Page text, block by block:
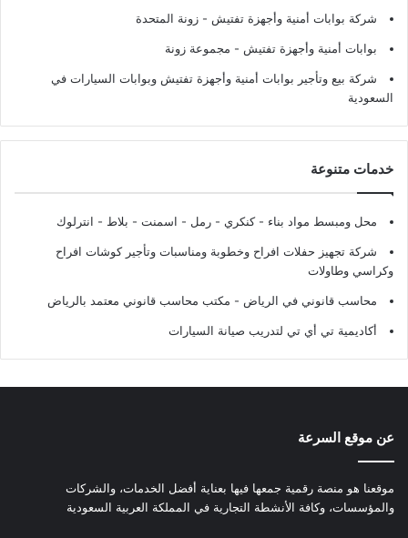
شركة بوابات أمنية وأجهزة تفتيش - زونة المتحدة
بوابات أمنية وأجهزة تفتيش - مجموعة زونة
شركة بيع وتأجير بوابات أمنية وأجهزة تفتيش وبوابات السيارات في
السعودية
خدمات متنوعة
محل ومبسط مواد بناء - كنكري - رمل - اسمنت - بلاط - انترلوك
شركة تجهيز حفلات افراح وخطوبة ومناسبات وتأجير كوشات افراح
وكراسي وطاولات
محاسب قانوني في الرياض - مكتب محاسب قانوني معتمد بالرياض
أكاديمية تي أي تي لتدريب صيانة السيارات
عن موقع السرعة
موقعنا هو منصة رقمية جمعها فيها بعناية أفضل الخدمات، والشركات
والمؤسسات، وكافة الأنشطة التجارية في المملكة العربية السعودية